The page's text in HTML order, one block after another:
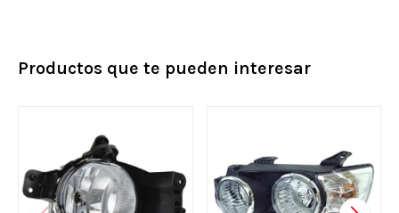
Productos que te pueden interesar